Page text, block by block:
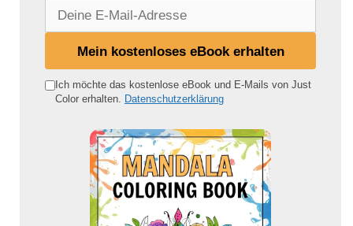
e
Mein kostenloses eBook erhalten
Ich möchte das kostenlose eBook und E-Mails von Just
Color erhalten. Datenschutzerklärung